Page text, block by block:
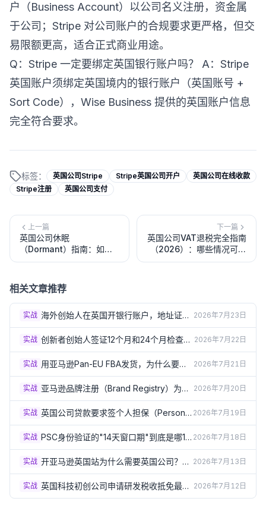
户（Business Account）以公司名义注册，资金属
于公司；Stripe 对公司账户的合规要求更严格，但交
易限额更高，适合正式商业用途。
Q：Stripe 一定要绑定英国银行账户吗？ A：Stripe
英国账户须绑定英国境内的银行账户（英国账号 +
Sort Code），Wise Business 提供的英国账户信息
完全符合要求。
标签： 英国公司Stripe Stripe英国公司开户
英国公司在线收款
Stripe注册
英国公司支付
上一篇
英国公司休眠
（Dormant）指南：如何
申请休眠？休眠期间有哪些
下一篇
英国公司VAT退税完全指南
（2026）：哪些情况可以
申请退税？流程是什么？
相关文章推荐
实战 海外创始人在英国开银行账户，地址证明
总被拒？3个实操方案（2026）
2026年7月23日
实战 创新者创始人签证12个月和24个月检查
点：怎样才算"进展达标"？（2026）
2026年7月22日
实战 用亚马逊Pan-EU FBA发货，为什么要在
德法意西波5国注册VAT？（2026）
2026年7月21日
实战 亚马逊品牌注册（Brand Registry）为什
么必须要有英国商标？（2026）
2026年7月20日
实战 英国公司贷款要求签个人担保（Personal
Guarantee）？签之前必须了解的风险
（2026）
2026年7月19日
实战 PSC身份验证的"14天窗口期"到底是哪14
天？出生月份规则详解（2026）
2026年7月18日
实战 开亚马逊英国站为什么需要英国公司？企
业卖家资质要求详解（2026）
2026年7月13日
实战 英国科技初创公司申请研发税收抵免最容
易踩的5个坑（2026）
2026年7月12日